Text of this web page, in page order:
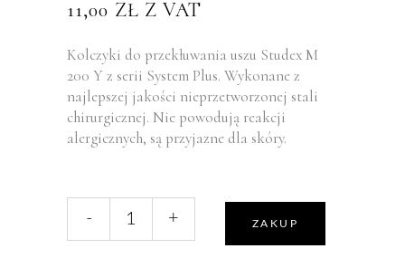
11,00 ZŁ Z VAT
Kolczyki do przekłuwania uszu Studex M
200 Y z serii System Plus. Wykonane z
najlepszej jakości nieprzetworzonej stali
chirurgicznej. Nie powodują reakcji
alergicznych, są przyjazne dla skóry.
- + ZAKUP